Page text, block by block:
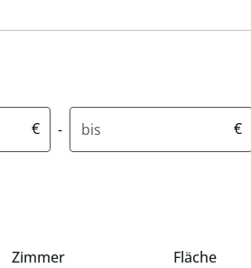
€ -
Höchstpreis in Euro
€
Zimmer Fläche